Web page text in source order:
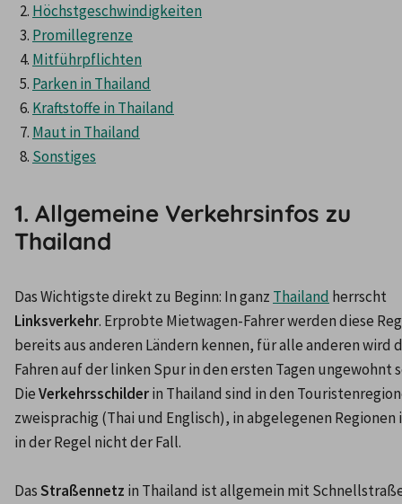
Höchstgeschwindigkeiten
Promillegrenze
Mitführpflichten
Parken in Thailand
Kraftstoffe in Thailand
Maut in Thailand
Sonstiges
1. Allgemeine Verkehrsinfos zu
Thailand
Das Wichtigste direkt zu Beginn: In ganz Thailand
Linksverkehr. Erprobte Mietwagen-Fahrer werden diese
bereits aus anderen Ländern kennen, für alle anderen wird
Fahren auf der linken Spur in den ersten Tagen ungewohnt
Die Verkehrsschilder in Thailand sind in den
zweisprachig (Thai und Englisch), in abgelegenen Regionen
in der Regel nicht der Fall.
Das Straßennetz in Thailand ist allgemein mit